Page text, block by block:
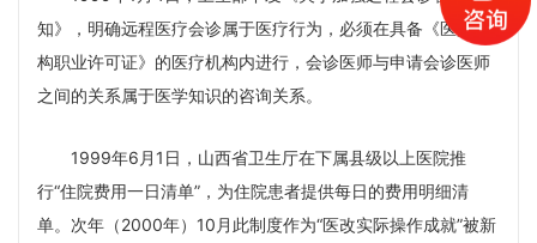
知》，明确远程医疗会诊属于医疗行为，必须在具备《医疗机
构职业许可证》的医疗机构内进行，会诊医师与申请会诊医师
之间的关系属于医学知识的咨询关系。
1999年6月1日，山西省卫生厅在下属县级以上医院推
行“住院费用一日清单”，为住院患者提供每日的费用明细清
单。次年（2000年）10月此制度作为“医改实际操作成就”被新